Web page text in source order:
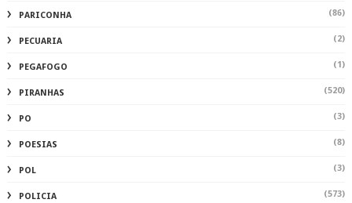
PARICONHA (86)
PECUARIA (2)
PEGAFOGO (1)
PIRANHAS (520)
PO (3)
POESIAS (8)
POL (3)
POLICIA (573)